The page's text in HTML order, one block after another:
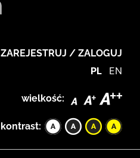
ZAREJESTRUJ / ZALOGUJ
PL EN
wielkość:
kontrast: